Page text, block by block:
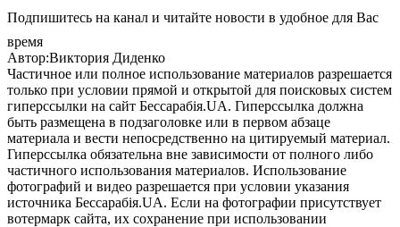
Подпишитесь на канал и читайте новости в удобное для Вас
время
Автор:Виктория Диденко
Частичное или полное использование материалов разрешается
только при условии прямой и открытой для поисковых систем
гиперссылки на сайт Бессарабія.UA. Гиперссылка должна
быть размещена в подзаголовке или в первом абзаце
материала и вести непосредственно на цитируемый материал.
Гиперссылка обязательна вне зависимости от полного либо
частичного использования материалов. Использование
фотографий и видео разрешается при условии указания
источника Бессарабія.UA. Если на фотографии присутствует
вотермарк сайта, их сохранение при использовании